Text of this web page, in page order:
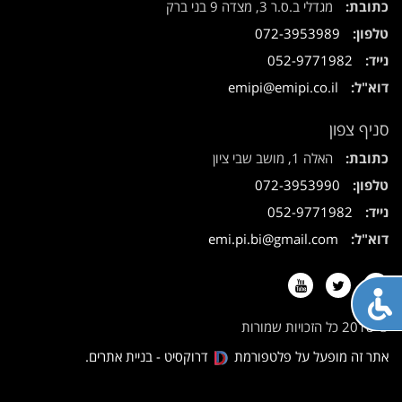
כתובת:
מגדלי ב.ס.ר 3, מצדה 9 בני ברק
טלפון:
072-3953989
נייד:
052-9771982
דוא"ל:
emipi@emipi.co.il
סניף צפון
כתובת:
האלה 1, מושב שבי ציון
טלפון:
072-3953990
נייד:
052-9771982
דוא"ל:
emi.pi.bi@gmail.com
Facebook
Twitter
Youtube
© 2018 כל הזכויות שמורות
אתר זה מופעל על פלטפורמת
דרוקסיט - בניית אתרים.
פתח
תפריט
נגישות